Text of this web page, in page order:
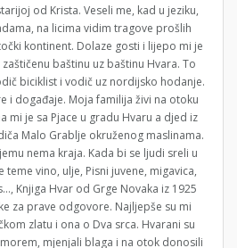
od Krista. Veseli me, kad u jeziku,
na licima vidim tragove prošlih
kontinent. Dolaze gosti i lijepo mi je
zaštičenu baštinu uz baštinu Hvara. To
biciklist i vodič uz nordijsko hodanje.
i događaje. Moja familija živi na otoku
mi je sa Pjace u gradu Hvaru a djed iz
Malo Grablje okruženog maslinama.
nema kraja. Kada bi se ljudi sreli u
teme vino, ulje, Pisni juvene, migavica,
Knjiga Hvar od Grge Novaka iz 1925
za prave odgovore. Najljepše su mi
zlatu i ona o Dva srca. Hvarani su
mjenjali blaga i na otok donosili